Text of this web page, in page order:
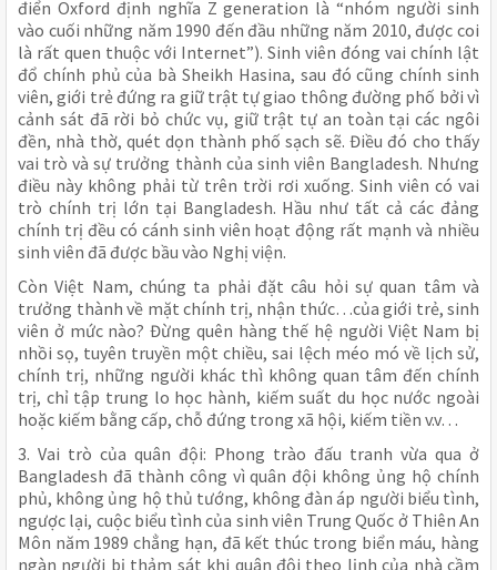
điển Oxford định nghĩa Z generation là “nhóm người sinh
vào cuối những năm 1990 đến đầu những năm 2010, được coi
là rất quen thuộc với Internet”). Sinh viên đóng vai chính lật
đổ chính phủ của bà Sheikh Hasina, sau đó cũng chính sinh
viên, giới trẻ đứng ra giữ trật tự giao thông đường phố bởi vì
cảnh sát đã rời bỏ chức vụ, giữ trật tự an toàn tại các ngôi
đền, nhà thờ, quét dọn thành phố sạch sẽ. Điều đó cho thấy
vai trò và sự trưởng thành của sinh viên Bangladesh. Nhưng
điều này không phải từ trên trời rơi xuống. Sinh viên có vai
trò chính trị lớn tại Bangladesh. Hầu như tất cả các đảng
chính trị đều có cánh sinh viên hoạt động rất mạnh và nhiều
sinh viên đã được bầu vào Nghị viện.
Còn Việt Nam, chúng ta phải đặt câu hỏi sự quan tâm và
trưởng thành về mặt chính trị, nhận thức…của giới trẻ, sinh
viên ở mức nào? Đừng quên hàng thế hệ người Việt Nam bị
nhồi sọ, tuyên truyền một chiều, sai lệch méo mó về lịch sử,
chính trị, những người khác thì không quan tâm đến chính
trị, chỉ tập trung lo học hành, kiếm suất du học nước ngoài
hoặc kiếm bằng cấp, chỗ đứng trong xã hội, kiếm tiền v.v…
3. Vai trò của quân đội: Phong trào đấu tranh vừa qua ở
Bangladesh đã thành công vì quân đội không ủng hộ chính
phủ, không ủng hộ thủ tướng, không đàn áp người biểu tình,
ngược lại, cuộc biểu tình của sinh viên Trung Quốc ở Thiên An
Môn năm 1989 chẳng hạn, đã kết thúc trong biển máu, hàng
ngàn người bị thảm sát khi quân đội theo lịnh của nhà cầm